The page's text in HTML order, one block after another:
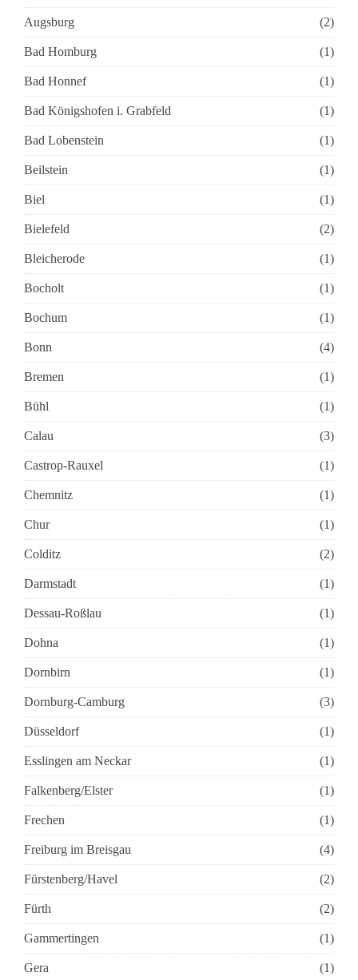
Augsburg (2)
Bad Homburg (1)
Bad Honnef (1)
Bad Königshofen i. Grabfeld (1)
Bad Lobenstein (1)
Beilstein (1)
Biel (1)
Bielefeld (2)
Bleicherode (1)
Bocholt (1)
Bochum (1)
Bonn (4)
Bremen (1)
Bühl (1)
Calau (3)
Castrop-Rauxel (1)
Chemnitz (1)
Chur (1)
Colditz (2)
Darmstadt (1)
Dessau-Roßlau (1)
Dohna (1)
Dornbirn (1)
Dornburg-Camburg (3)
Düsseldorf (1)
Esslingen am Neckar (1)
Falkenberg/Elster (1)
Frechen (1)
Freiburg im Breisgau (4)
Fürstenberg/Havel (2)
Fürth (2)
Gammertingen (1)
Gera (1)